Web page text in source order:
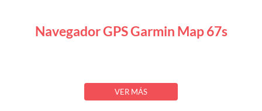
Navegador GPS Garmin Map 67s
VER MÁS